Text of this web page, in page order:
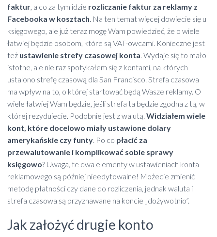
faktur, a co za tym idzie rozliczanie faktur za reklamy z
Facebooka w kosztach. Na ten temat więcej dowiecie się u
księgowego, ale już teraz mogę Wam powiedzieć, że o wiele
łatwiej będzie osobom, które są VAT-owcami. Konieczne jest
też ustawienie strefy czasowej konta. Wydaje się to mało
istotne, ale nie raz spotykałem się z kontami, na których
ustalono strefę czasową dla San Francisco. Strefa czasowa
ma wpływ na to, o której startować będą Wasze reklamy. O
wiele łatwiej Wam będzie, jeśli strefa ta będzie zgodna z tą, w
której rezydujecie. Podobnie jest z walutą. Widziałem wiele
kont, które docelowo miały ustawione dolary
amerykańskie czy funty. Po co płacić za
przewalutowanie i komplikować sobie sprawy
księgowo? Uwaga, te dwa elementy w ustawieniach konta
reklamowego są później nieedytowalne! Możecie zmienić
metodę płatności czy dane do rozliczenia, jednak waluta i
strefa czasowa są przyznawane na koncie „dożywotnio”.
Jak założyć drugie konto